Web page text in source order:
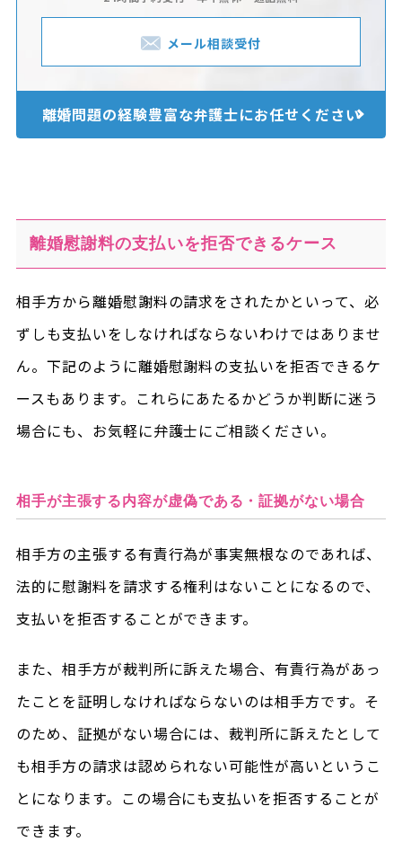
メール相談受付
離婚問題の経験豊富な弁護士にお任せください
離婚慰謝料の支払いを拒否できるケース
相手方から離婚慰謝料の請求をされたかといって、必
ずしも支払いをしなければならないわけではありませ
ん。下記のように離婚慰謝料の支払いを拒否できるケ
ースもあります。これらにあたるかどうか判断に迷う
場合にも、お気軽に弁護士にご相談ください。
相手が主張する内容が虚偽である・証拠がない場合
相手方の主張する有責行為が事実無根なのであれば、
法的に慰謝料を請求する権利はないことになるので、
支払いを拒否することができます。
また、相手方が裁判所に訴えた場合、有責行為があっ
たことを証明しなければならないのは相手方です。そ
のため、証拠がない場合には、裁判所に訴えたとして
も相手方の請求は認められない可能性が高いというこ
とになります。この場合にも支払いを拒否することが
できます。